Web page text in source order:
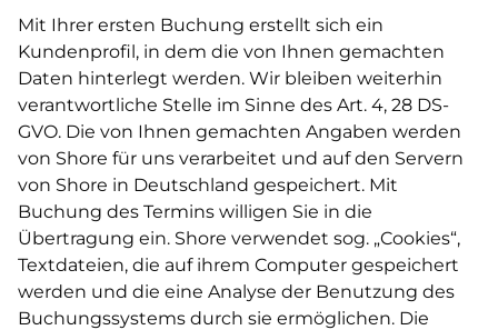
Mit Ihrer ersten Buchung erstellt sich ein
Kundenprofil, in dem die von Ihnen gemachten
Daten hinterlegt werden. Wir bleiben weiterhin
verantwortliche Stelle im Sinne des Art. 4, 28 DS-
GVO. Die von Ihnen gemachten Angaben werden
von Shore für uns verarbeitet und auf den Servern
von Shore in Deutschland gespeichert. Mit
Buchung des Termins willigen Sie in die
Übertragung ein. Shore verwendet sog. „Cookies“,
Textdateien, die auf ihrem Computer gespeichert
werden und die eine Analyse der Benutzung des
Buchungssystems durch sie ermöglichen. Die